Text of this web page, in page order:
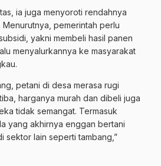
ia juga menyoroti rendahnya
pemerintah perlu
yakni membeli hasil panen
menyalurkannya ke masyarakat
petani di desa merasa rugi
harganya murah dan dibeli juga
tidak semangat. Termasuk
yang akhirnya enggan bertani
sektor lain seperti tambang,”